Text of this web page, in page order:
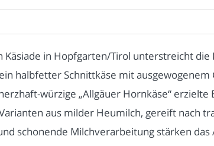
in Hopfgarten/Tirol unterstreicht die
halbfetter Schnittkäse mit
würzige „Allgäuer Hornkäse“
aus milder Heumilch, gereift nach
schonende Milchverarbeitung stärken